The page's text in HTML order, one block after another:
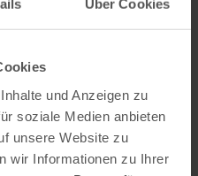
Über Cookies
und Anzeigen zu
soziale Medien anbieten
unsere Website zu
wir Informationen zu Ihrer